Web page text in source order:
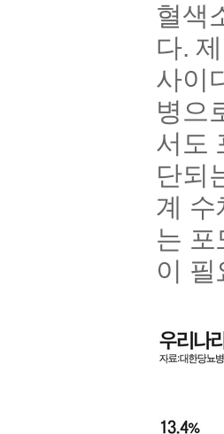
혈색
다.
사이
병으
서도
단되
계 수
는 포
이 필